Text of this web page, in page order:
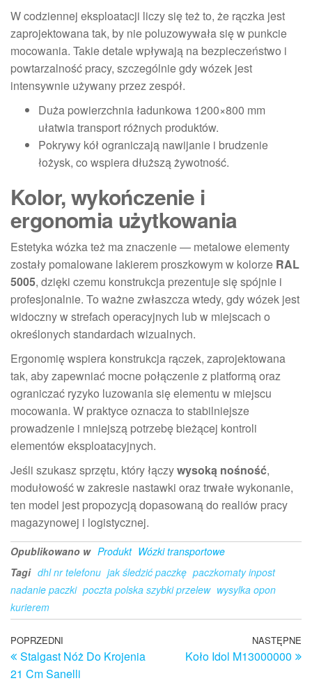
W codziennej eksploatacji liczy się też to, że rączka jest
zaprojektowana tak, by nie poluzowywała się w punkcie
mocowania. Takie detale wpływają na bezpieczeństwo i
powtarzalność pracy, szczególnie gdy wózek jest
intensywnie używany przez zespół.
Duża powierzchnia ładunkowa 1200×800 mm
ułatwia transport różnych produktów.
Pokrywy kół ograniczają nawijanie i brudzenie
łożysk, co wspiera dłuższą żywotność.
Kolor, wykończenie i
ergonomia użytkowania
Estetyka wózka też ma znaczenie — metalowe elementy
zostały pomalowane lakierem proszkowym w kolorze RAL
5005, dzięki czemu konstrukcja prezentuje się spójnie i
profesjonalnie. To ważne zwłaszcza wtedy, gdy wózek jest
widoczny w strefach operacyjnych lub w miejscach o
określonych standardach wizualnych.
Ergonomię wspiera konstrukcja rączek, zaprojektowana
tak, aby zapewniać mocne połączenie z platformą oraz
ograniczać ryzyko luzowania się elementu w miejscu
mocowania. W praktyce oznacza to stabilniejsze
prowadzenie i mniejszą potrzebę bieżącej kontroli
elementów eksploatacyjnych.
Jeśli szukasz sprzętu, który łączywysoką nośność,
modułowość w zakresie nastawki oraz trwałe wykonanie,
ten model jest propozycją dopasowaną do realiów pracy
magazynowej i logistycznej.
Opublikowano w Produkt Wózki transportowe
Tagi dhl nr telefonu jak śledzić paczkę paczkomaty inpost
nadanie paczki poczta polska szybki przelew wysylka opon
kurierem
Nawigacja
wpisu
Poprzedni
wpis
POPRZEDNI
Stalgast Nóż Do Krojenia
21 Cm Sanelli
NASTĘPNE
Koło Idol M13000000